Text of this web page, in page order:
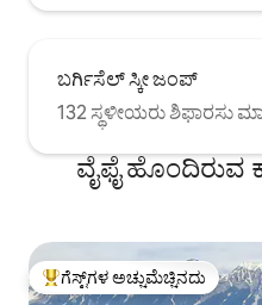
ಬರ್ಗಿಸೆಲ್ ಸ್ಕೀ ಜಂಪ್
132 ಸ್ಥಳೀಯರು ಶಿಫಾರಸು
ವೈಫೈ
ಗೆಸ್ಟ್‌ಗಳಿಗೆ ಅತಿ ಹೆಚ್ಚು ಅಚ್ಚುಮೆಚ್ಚಿನದು
ಗೆಸ್ಟ್‌ಗಳ ಅಚ್ಚುಮೆಚ್ಚಿನದು